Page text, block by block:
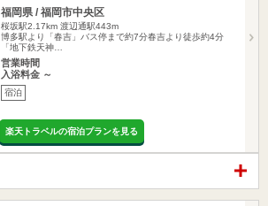
福岡県 / 福岡市中央区
桜坂駅2.17km 渡辺通駅443m
博多駅より「春吉」バス停まで約7分春吉より徒歩約4分
「地下鉄天神…
営業時間
入浴料金 ～
宿泊
楽天トラベルの宿泊プランを見る